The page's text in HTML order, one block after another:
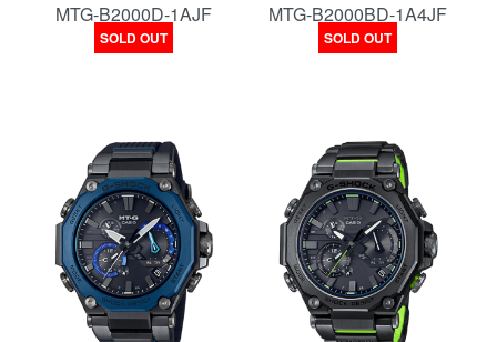
MTG-B2000D-1AJF
SOLD OUT
MTG-B2000BD-1A4JF
SOLD OUT